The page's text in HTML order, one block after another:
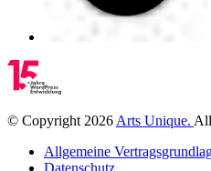
© Copyright 2026 Arts Unique.
Allgemeine
Datenschutz